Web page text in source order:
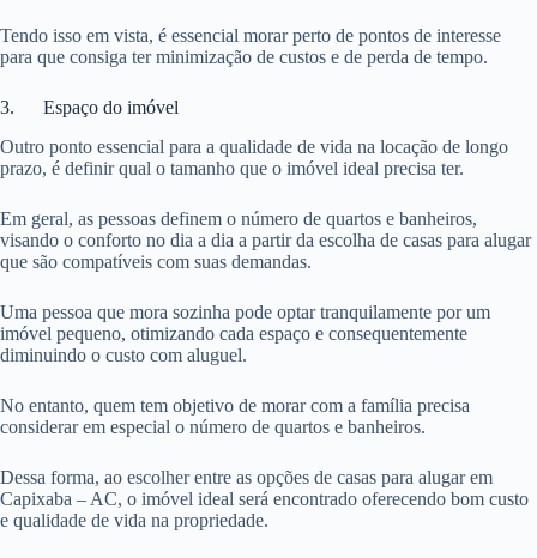
Tendo isso em vista, é essencial morar perto de pontos de interesse
para que consiga ter minimização de custos e de perda de tempo.
3. Espaço do imóvel
Outro ponto essencial para a qualidade de vida na locação de longo
prazo, é definir qual o tamanho que o imóvel ideal precisa ter.
Em geral, as pessoas definem o número de quartos e banheiros,
visando o conforto no dia a dia a partir da escolha de casas para alugar
que são compatíveis com suas demandas.
Uma pessoa que mora sozinha pode optar tranquilamente por um
imóvel pequeno, otimizando cada espaço e consequentemente
diminuindo o custo com aluguel.
No entanto, quem tem objetivo de morar com a família precisa
considerar em especial o número de quartos e banheiros.
Dessa forma, ao escolher entre as opções de casas para alugar em
Capixaba – AC, o imóvel ideal será encontrado oferecendo bom custo
e qualidade de vida na propriedade.